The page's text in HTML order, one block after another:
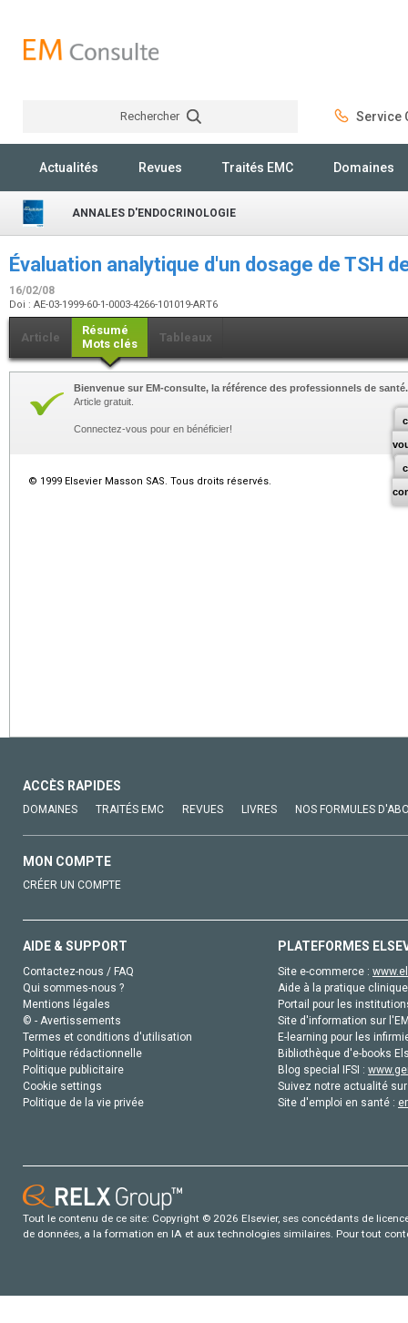
Rechercher Service
Actualités Revues Traités EMC Domaines
ANNALES D'ENDOCRINOLOGIE
Évaluation analytique d'un dosage de TSH
16/02/08
Doi : AE-03-1999-60-1-0003-4266-101019-ART6
Article
Résumé
Mots clés
Tableaux
Bienvenue sur EM-consulte, la référence des professionnels de santé.
Article gratuit.
Connectez-vous pour en bénéficier!
© 1999 Elsevier Masson SAS. Tous droits réservés.
ACCÈS RAPIDES
DOMAINES TRAITÉS EMC REVUES LIVRES NOS FORMULES
MON COMPTE
CRÉER UN COMPTE
AIDE & SUPPORT
Contactez-nous / FAQ
Qui sommes-nous ?
Mentions légales
© - Avertissements
Termes et conditions d'utilisation
Politique rédactionnelle
Politique publicitaire
Cookie settings
Politique de la vie privée
PLATEFORMES
Site e-commerce :
Aide à la pratique
Portail pour les
Site d'information sur
E-learning pour les
Bibliothèque d'e-books
Blog special IFSI :
Suivez notre actualité
Site d'emploi en santé :
Tout le contenu de ce site: Copyright © 2026 Elsevier, ses concédants de
de données, a la formation en IA et aux technologies similaires. Pour tout